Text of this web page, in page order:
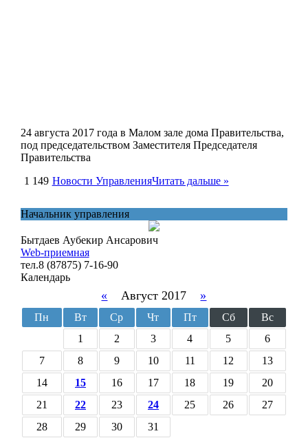
24 августа 2017 года в Малом зале дома Правительства,
под председательством Заместителя Председателя
Правительства
Читать дальше »
1 149 Новости Управления
Начальник управления
Бытдаев Аубекир Ансарович
Web-приемная
тел.8 (87875) 7-16-90
Календарь
« Август 2017 »
Пн Вт Ср Чт Пт Сб
Вс
1
2 3 4 5
6
7
8 9 10 11 12
13
14
15 16 17 18 19
20
21
22 23 24 25 26
27
28
29 30
31